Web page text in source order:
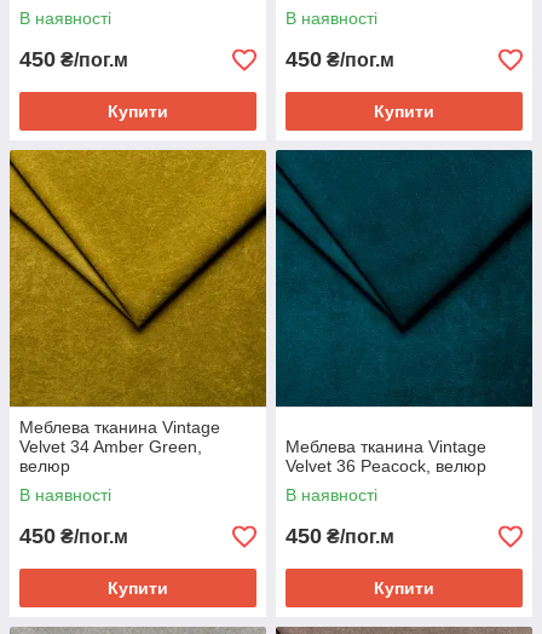
В наявності
450 ₴/пог.м
Купити
В наявності
450 ₴/пог.м
Купити
Меблева тканина Vintage
Velvet 34 Amber Green,
велюр
В наявності
450 ₴/пог.м
Купити
Меблева тканина Vintage
Velvet 36 Peacock, велюр
В наявності
450 ₴/пог.м
Купити